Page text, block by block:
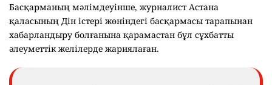
Басқарманың мәлімдеуінше, журналист Астана
қаласының Дін істері жөніндегі басқармасы тарапынан
хабарландыру болғанына қарамастан бұл сұхбатты
әлеуметтік желілерде жариялаған.